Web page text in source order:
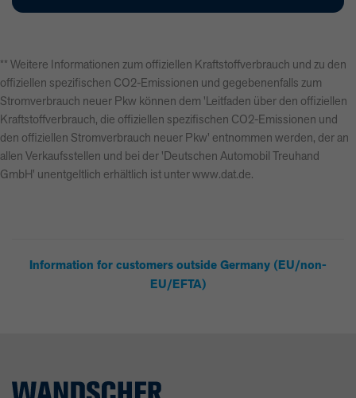
** Weitere Informationen zum offiziellen Kraftstoffverbrauch und zu den
offiziellen spezifischen CO2-Emissionen und gegebenenfalls zum
Stromverbrauch neuer Pkw können dem 'Leitfaden über den offiziellen
Kraftstoffverbrauch, die offiziellen spezifischen CO2-Emissionen und
den offiziellen Stromverbrauch neuer Pkw' entnommen werden, der an
allen Verkaufsstellen und bei der 'Deutschen Automobil Treuhand
GmbH' unentgeltlich erhältlich ist unter www.dat.de.
Information for customers outside Germany (EU/non-
EU/EFTA)